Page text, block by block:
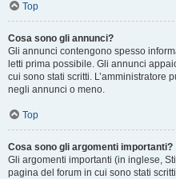
Top
Cosa sono gli annunci?
Gli annunci contengono spesso
letti prima possibile. Gli annunci
cui sono stati scritti. L’amministratore
negli annunci o meno.
Top
Cosa sono gli argomenti importanti?
Gli argomenti importanti (in inglese,
pagina del forum in cui sono stati